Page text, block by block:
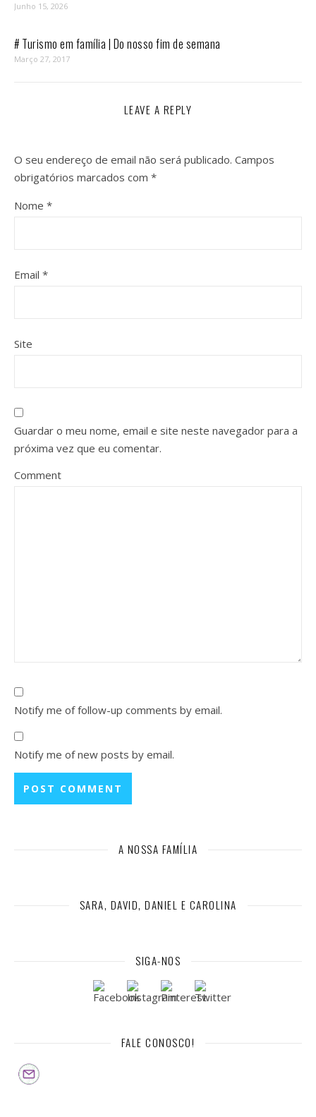
Junho 15, 2026
# Turismo em família | Do nosso fim de semana
Março 27, 2017
LEAVE A REPLY
O seu endereço de email não será publicado. Campos
obrigatórios marcados com *
Nome *
Email *
Site
Guardar o meu nome, email e site neste navegador para a
próxima vez que eu comentar.
Comment
Notify me of follow-up comments by email.
Notify me of new posts by email.
A NOSSA FAMÍLIA
SARA, DAVID, DANIEL E CAROLINA
SIGA-NOS
FALE CONOSCO!